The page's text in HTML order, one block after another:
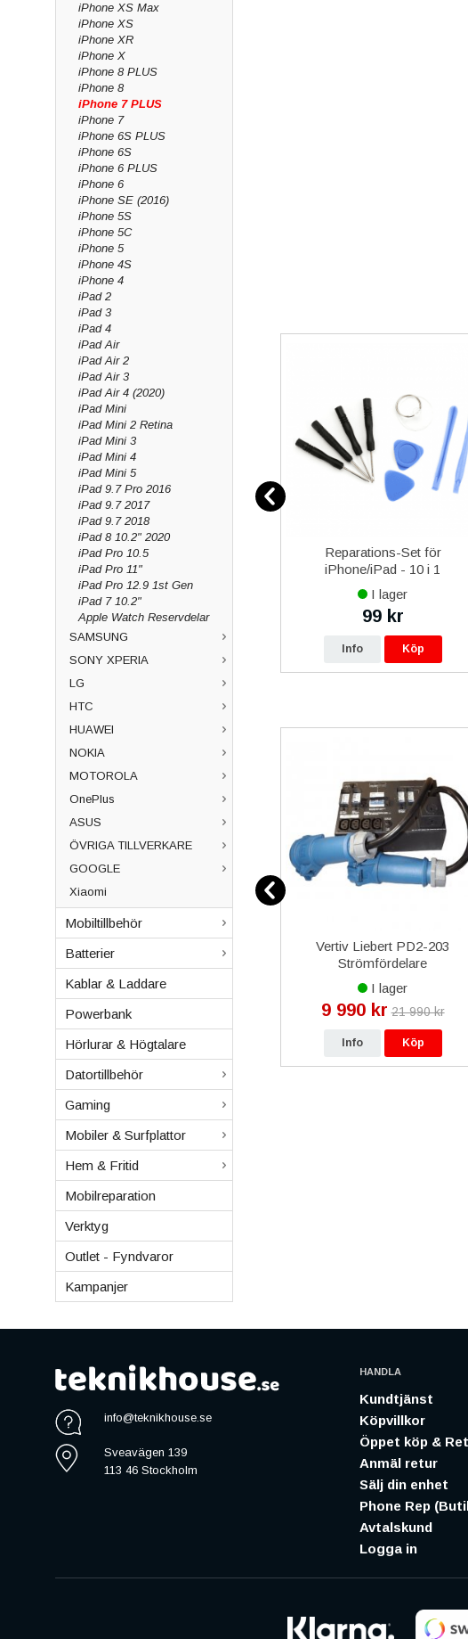
iPhone XS Max
iPhone XS
iPhone XR
iPhone X
iPhone 8 PLUS
iPhone 8
iPhone 7 PLUS
iPhone 7
iPhone 6S PLUS
iPhone 6S
iPhone 6 PLUS
iPhone 6
iPhone SE (2016)
iPhone 5S
iPhone 5C
iPhone 5
iPhone 4S
iPhone 4
iPad 2
iPad 3
iPad 4
iPad Air
iPad Air 2
iPad Air 3
iPad Air 4 (2020)
iPad Mini
iPad Mini 2 Retina
iPad Mini 3
iPad Mini 4
iPad Mini 5
iPad 9.7 Pro 2016
iPad 9.7 2017
iPad 9.7 2018
iPad 8 10.2" 2020
iPad Pro 10.5
iPad Pro 11"
iPad Pro 12.9 1st Gen
iPad 7 10.2"
Apple Watch Reservdelar
SAMSUNG
SONY XPERIA
LG
HTC
HUAWEI
NOKIA
MOTOROLA
OnePlus
ASUS
ÖVRIGA TILLVERKARE
GOOGLE
Xiaomi
Mobiltillbehör
Batterier
Kablar & Laddare
Powerbank
Hörlurar & Högtalare
Datortillbehör
Gaming
Mobiler & Surfplattor
Hem & Fritid
Mobilreparation
Verktyg
Outlet - Fyndvaror
Kampanjer
Champion kabel USB-C till
Lightning 1m Ladd & Synk -
Vit
I lager
149 kr 249 kr
Reparations-Set för
iPhone/iPad - 10 i 1
I lager
99 kr
Info Köp
Komplett Ram OEM - Silver
I lager
739 kr
Info
Vertiv Liebert PD2-203
Strömfördelare
I lager
9 990 kr 21 990 kr
Info Köp
info@teknikhouse.se
Sveavägen 139
113 46 Stockholm
HANDLA
Kundtjänst
Köpvillkor
Öppet köp &
Anmäl retur
Sälj din enhet
Phone Rep
Avtalskund
Logga in